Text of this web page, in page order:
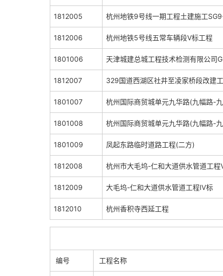
1812005 杭州地铁9号线一期工程土建施工
1812006 杭州地铁5号线五常车辆段V标工程
1801006 天津城建总城工程技术检测有限公司
1812007 329国道西湖区社井至凌家桥段改建
1801007 杭州国际商贸城单元九华路(九幅路-
1801008 杭州国际商贸城单元九华路(九幅路-
1801009 凤起东路临时道路工程(二方)
1812008 杭州市大毛坞-仁和大道供水管道工程
1812009 大毛坞-仁和大道供水管道工程Ⅳ标
1812010 杭州香积寺西延工程
编号 工程名称